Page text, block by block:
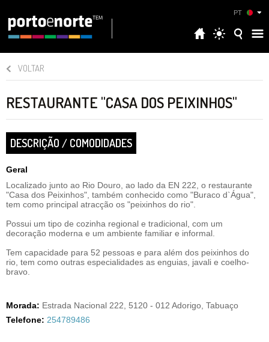
PT
VOLTAR
RESTAURANTE "CASA DOS PEIXINHOS"
DESCRIÇÃO / COMODIDADES
Geral
Localizado junto ao Rio Douro, ao lado da EN 222, o restaurante
"Casa dos Peixinhos", também conhecido como "Buraco d`Água",
tem como principal atracção os "peixinhos do rio".
Possui um tipo de cozinha regional e tradicional, com um
decoração moderna e um ambiente familiar e informal.
Tem capacidade para 52 pessoas e para além dos peixinhos do
rio, tem como outras especialidades as enguias, javali e coelho-
bravo.
Morada: Estrada Nacional 222, 5120 - 012 Adorigo, Tabuaço
Telefone: 254789486